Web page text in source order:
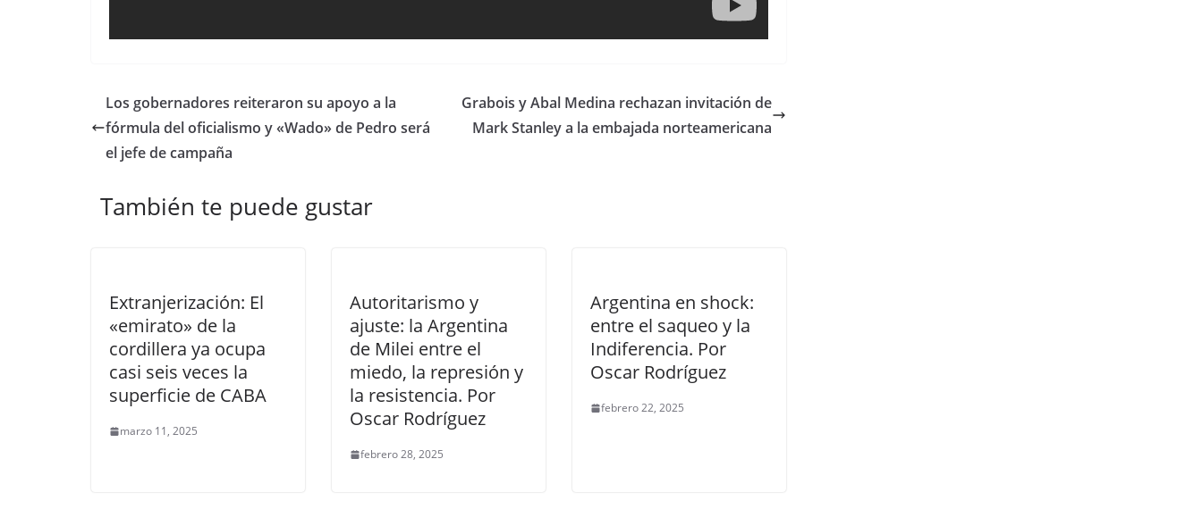
Los gobernadores reiteraron su apoyo a la
fórmula del oficialismo y «Wado» de Pedro será
el jefe de campaña
Grabois y Abal Medina rechazan invitación de
Mark Stanley a la embajada norteamericana
También te puede gustar
Extranjerización: El
«emirato» de la
cordillera ya ocupa
casi seis veces la
superficie de CABA
marzo 11, 2025
Autoritarismo y
ajuste: la Argentina
de Milei entre el
miedo, la represión y
la resistencia. Por
Oscar Rodríguez
febrero 28, 2025
Argentina en shock:
entre el saqueo y la
Indiferencia. Por
Oscar Rodríguez
febrero 22, 2025